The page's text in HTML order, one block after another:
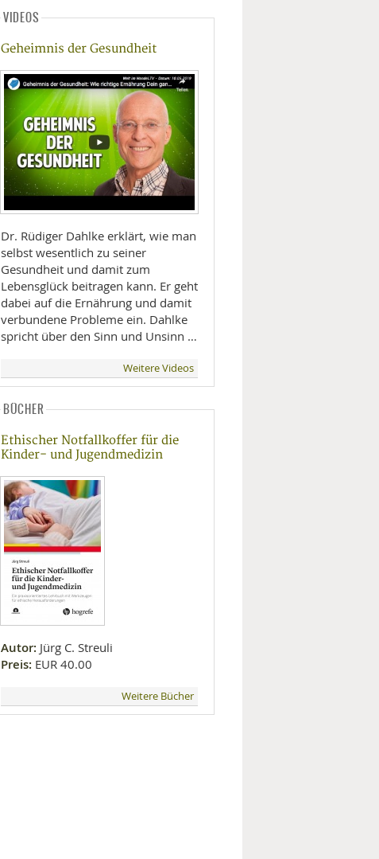
VIDEOS
Geheimnis der Gesundheit
Dr. Rüdiger Dahlke erklärt, wie man
selbst wesentlich zu seiner
Gesundheit und damit zum
Lebensglück beitragen kann. Er geht
dabei auf die Ernährung und damit
verbundene Probleme ein. Dahlke
spricht über den Sinn und Unsinn …
Weitere Videos
BÜCHER
Ethischer Notfallkoffer für die
Kinder- und Jugendmedizin
Autor: Jürg C. Streuli
Preis: EUR 40.00
Weitere Bücher